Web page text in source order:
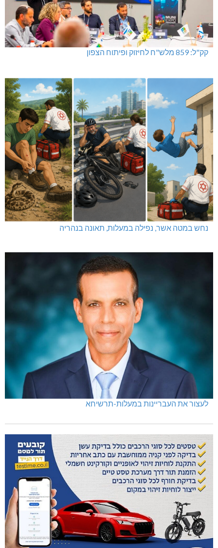
קק"ל: 859 מלש"ח לחיזוק ופיתוח הצפון
נחש במטה אשר, נפילה במעלות, תאונה בנהריה
לעצור את העבריינות במעלות-תרשיחא